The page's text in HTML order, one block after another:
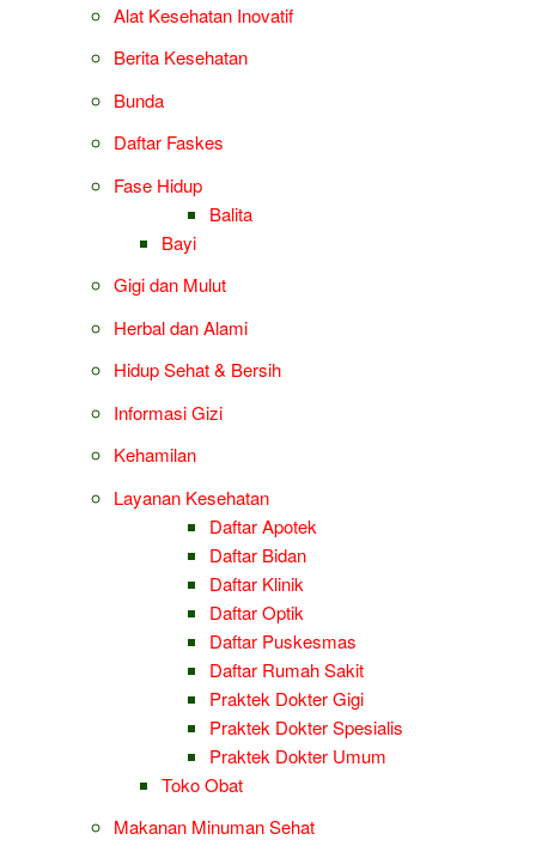
Alat Kesehatan Inovatif
Berita Kesehatan
Bunda
Daftar Faskes
Fase Hidup
Balita
Bayi
Gigi dan Mulut
Herbal dan Alami
Hidup Sehat & Bersih
Informasi Gizi
Kehamilan
Layanan Kesehatan
Daftar Apotek
Daftar Bidan
Daftar Klinik
Daftar Optik
Daftar Puskesmas
Daftar Rumah Sakit
Praktek Dokter Gigi
Praktek Dokter Spesialis
Praktek Dokter Umum
Toko Obat
Makanan Minuman Sehat